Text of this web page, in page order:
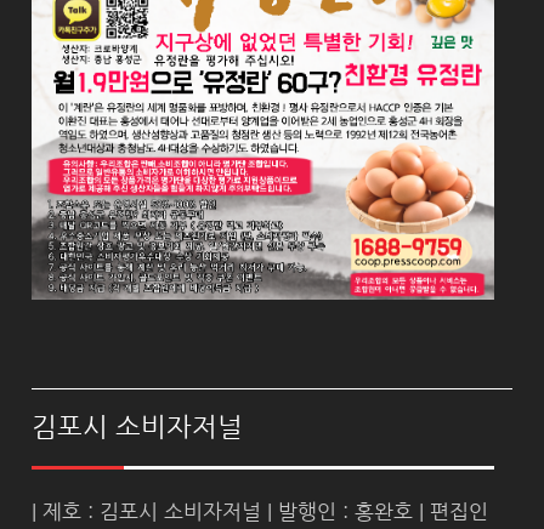
김포시 소비자저널
| 제호 : 김포시 소비자저널 | 발행인 : 홍완호 | 편집인